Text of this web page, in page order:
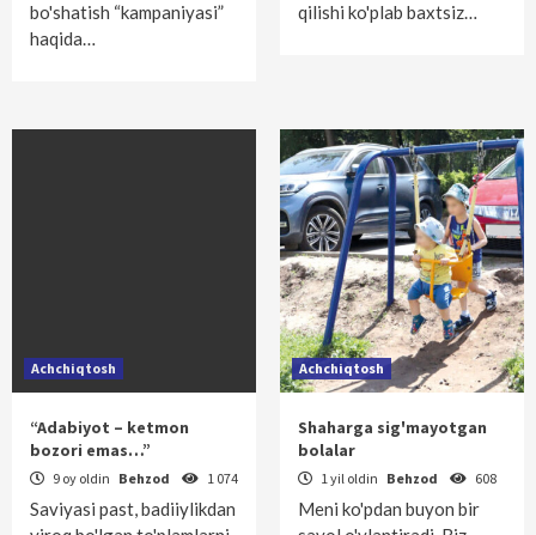
bo'shatish “kampaniyasi”
haqida…
qilishi ko'plab baxtsiz…
Achchiqtosh
“Adabiyot – ketmon
bozori emas…”
9 oy oldin Behzod 1 074
Saviyasi past, badiiylikdan
Achchiqtosh
Shaharga sig'mayotgan
bolalar
1 yil oldin Behzod 608
Meni ko'pdan buyon bir